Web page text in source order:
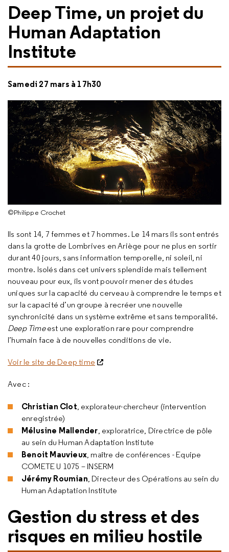
Deep Time, un projet du
Human Adaptation
Institute
Samedi 27 mars à 17h30
©Philippe Crochet
Ils sont 14, 7 femmes et 7 hommes. Le 14 mars ils sont entrés
dans la grotte de Lombrives en Ariège pour ne plus en sortir
durant 40 jours, sans information temporelle, ni soleil, ni
montre. Isolés dans cet univers splendide mais tellement
nouveau pour eux, ils vont pouvoir mener des études
uniques sur la capacité du cerveau à comprendre le temps et
sur la capacité d’un groupe à recréer une nouvelle
synchronicité dans un système extrême et sans temporalité.
Deep Time est une exploration rare pour comprendre
l’humain face à de nouvelles conditions de vie.
Voir le site de Deep time
Avec :
Christian Clot, explorateur-chercheur (intervention
enregistrée)
Mélusine Mallender, exploratrice, Directrice de pôle
au sein du Human Adaptation Institute
Benoit Mauvieux, maître de conférences - ‎Equipe
COMETE U 1075 – INSERM
Jérémy Roumian, Directeur des Opérations au sein du
Human Adaptation Institute
Gestion du stress et des
risques en milieu hostile